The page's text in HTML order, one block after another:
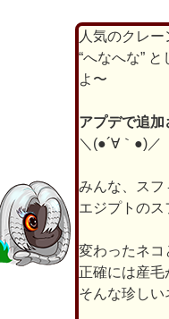
人気のクレ
“へなへな”
よ〜
アプデで追加
＼(●´∀｀●)／
みんな、スフ
エジプトの
変わったネコ
正確には産毛
そんな珍しい